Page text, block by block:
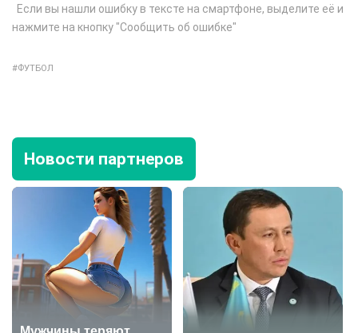
Если вы нашли ошибку в тексте на смартфоне, выделите её и
нажмите на кнопку "Сообщить об ошибке"
ФУТБОЛ
Новости партнеров